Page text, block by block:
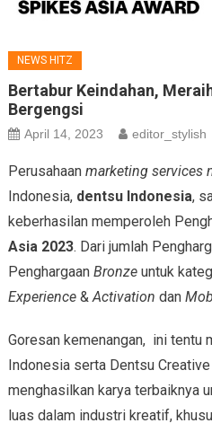
NEWS HITZ
Bertabur Keindahan,
Bergengsi
April 14, 2023 editor_stylish
Perusahaan marketing services
Indonesia, dentsu Indonesia,
keberhasilan memperoleh
Asia 2023. Dari jumlah
PenghargaanBronzeuntuk
Experience&Activation dan
Goresan kemenangan, ini tentu
Indonesia serta Dentsu
menghasilkan karya terbaiknya
luas dalam industri kreatif,